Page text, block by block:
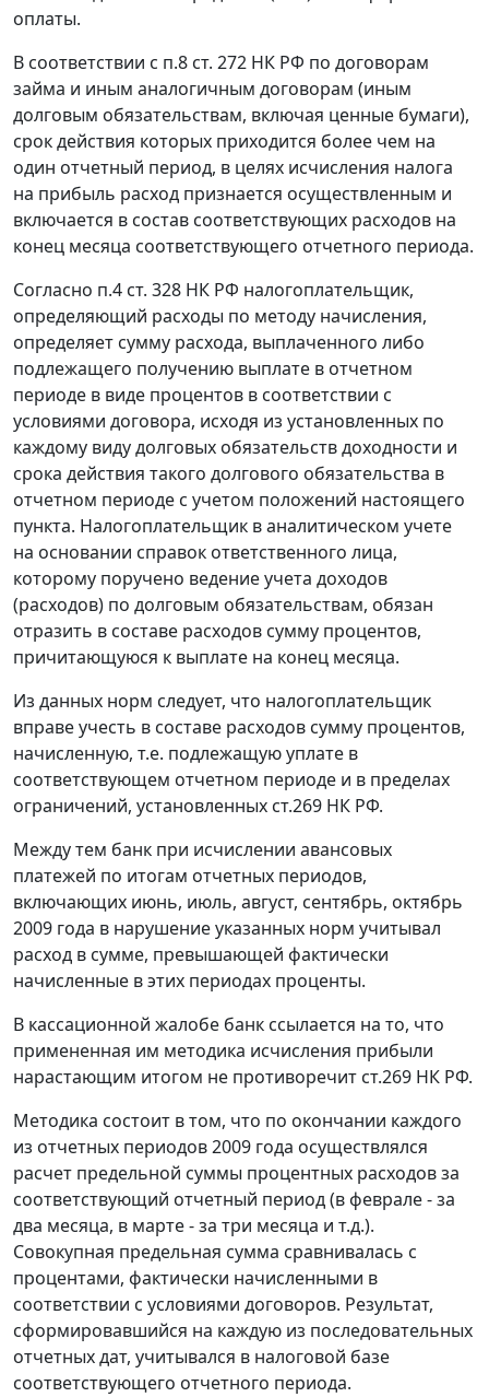
оплаты.
В соответствии с п.8 ст. 272 НК РФ по договорам
займа и иным аналогичным договорам (иным
долговым обязательствам, включая ценные бумаги),
срок действия которых приходится более чем на
один отчетный период, в целях исчисления налога
на прибыль расход признается осуществленным и
включается в состав соответствующих расходов на
конец месяца соответствующего отчетного периода.
Согласно п.4 ст. 328 НК РФ налогоплательщик,
определяющий расходы по методу начисления,
определяет сумму расхода, выплаченного либо
подлежащего получению выплате в отчетном
периоде в виде процентов в соответствии с
условиями договора, исходя из установленных по
каждому виду долговых обязательств доходности и
срока действия такого долгового обязательства в
отчетном периоде с учетом положений настоящего
пункта. Налогоплательщик в аналитическом учете
на основании справок ответственного лица,
которому поручено ведение учета доходов
(расходов) по долговым обязательствам, обязан
отразить в составе расходов сумму процентов,
причитающуюся к выплате на конец месяца.
Из данных норм следует, что налогоплательщик
вправе учесть в составе расходов сумму процентов,
начисленную, т.е. подлежащую уплате в
соответствующем отчетном периоде и в пределах
ограничений, установленных ст.269 НК РФ.
Между тем банк при исчислении авансовых
платежей по итогам отчетных периодов,
включающих июнь, июль, август, сентябрь, октябрь
2009 года в нарушение указанных норм учитывал
расход в сумме, превышающей фактически
начисленные в этих периодах проценты.
В кассационной жалобе банк ссылается на то, что
примененная им методика исчисления прибыли
нарастающим итогом не противоречит ст.269 НК РФ.
Методика состоит в том, что по окончании каждого
из отчетных периодов 2009 года осуществлялся
расчет предельной суммы процентных расходов за
соответствующий отчетный период (в феврале - за
два месяца, в марте - за три месяца и т.д.).
Совокупная предельная сумма сравнивалась с
процентами, фактически начисленными в
соответствии с условиями договоров. Результат,
сформировавшийся на каждую из последовательных
отчетных дат, учитывался в налоговой базе
соответствующего отчетного периода.